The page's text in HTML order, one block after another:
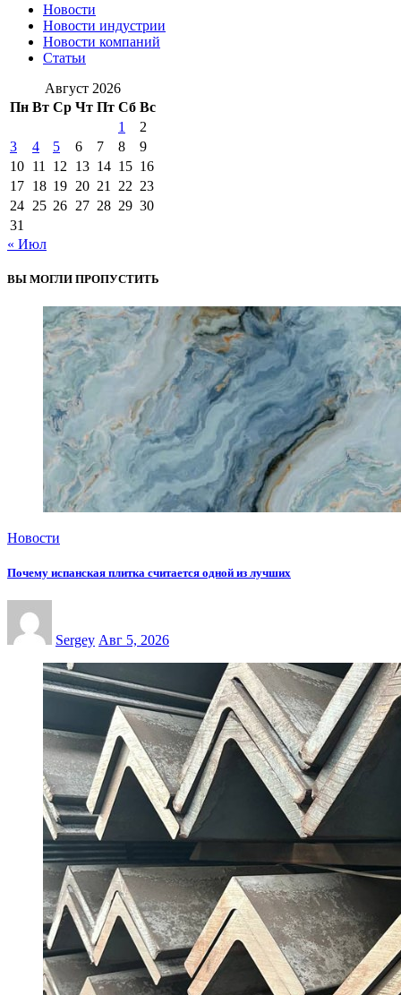
Новости
Новости индустрии
Новости компаний
Статьи
Август 2026
Пн Вт Ср Чт Пт Сб Вс
1
2
3
4 5 6 7 8
9
10 11 12 13 14 15 16
17 18 19 20 21 22 23
24 25 26 27 28 29 30
31
« Июл
ВЫ МОГЛИ ПРОПУСТИТЬ
Новости
Почему испанская плитка считается одной из лучших
Sergey Авг 5, 2026